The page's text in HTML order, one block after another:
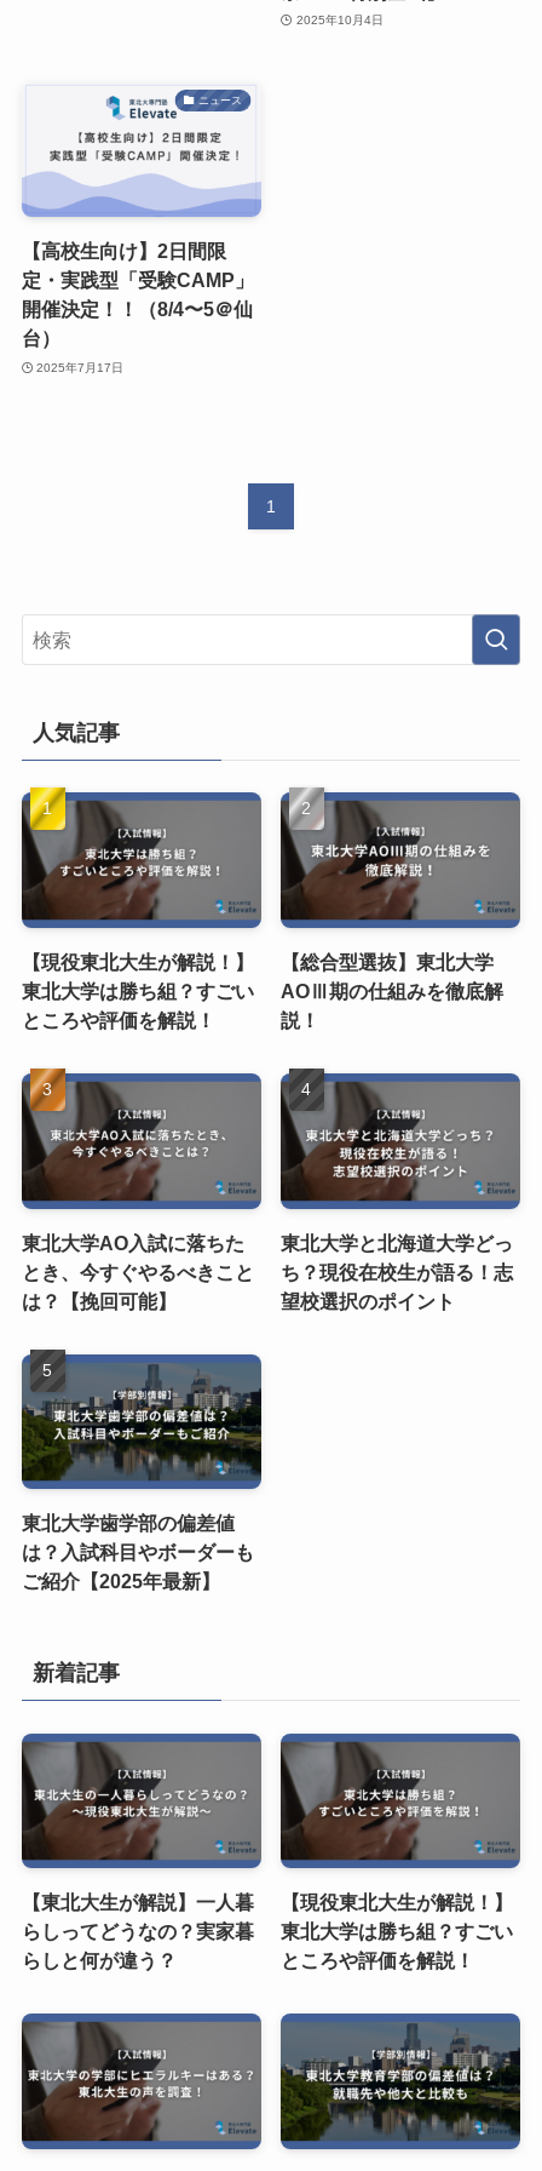
2025年10月4日
ニュース
【高校生向け】2日間限
定・実践型「受験CAMP」
開催決定！！（8/4〜5＠仙
台）
2025年7月17日
1
人気記事
【現役東北大生が解説！】
東北大学は勝ち組？すごい
ところや評価を解説！
【総合型選抜】東北大学
AOⅢ期の仕組みを徹底解
説！
東北大学AO入試に落ちた
とき、今すぐやるべきこと
は？【挽回可能】
東北大学と北海道大学どっ
ち？現役在校生が語る！志
望校選択のポイント
東北大学歯学部の偏差値
は？入試科目やボーダーも
ご紹介【2025年最新】
新着記事
【東北大生が解説】一人暮
らしってどうなの？実家暮
らしと何が違う？
【現役東北大生が解説！】
東北大学は勝ち組？すごい
ところや評価を解説！